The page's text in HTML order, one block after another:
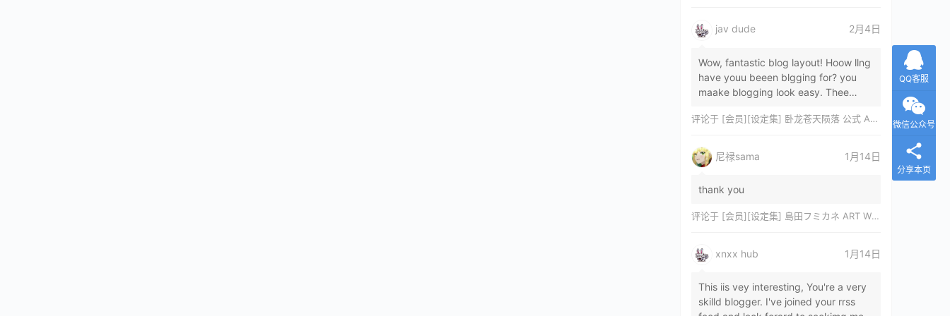
jav dude 2月4日
Wow, fantastic blog layout! Hoow llng
have youu beeen blgging for? you
maake blogging look easy. Thee
magnificent, let…
评论于 [会员][设定集] 卧龙苍天陨落 公式 ARTWORKS[DL]
尼禄sama 1月14日
thank you
评论于 [会员][设定集] 島田フミカネ ART WORKS EXTRA Luminous Witches[DL]
xnxx hub 1月14日
This iis vey interesting, You're a very
skilld blogger. I've joined your rrss
QQ客服
微信公众号
分享本页